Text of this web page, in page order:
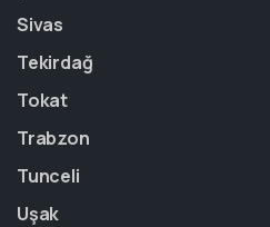
Sivas
Tekirdağ
Tokat
Trabzon
Tunceli
Uşak